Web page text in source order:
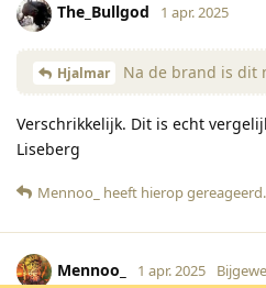
The_Bullgod 1 apr. 2025
Hjalmar Na de brand is dit
Verschrikkelijk. Dit is echt
Liseberg
Mennoo_ heeft hierop gereageerd.
Mennoo_ 1 apr. 2025